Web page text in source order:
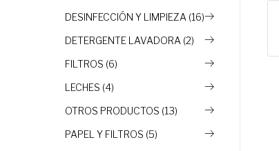
DESINFECCIÓN Y LIMPIEZA (16)
DETERGENTE LAVADORA (2)
FILTROS (6)
LECHES (4)
OTROS PRODUCTOS (13)
PAPEL Y FILTROS (5)